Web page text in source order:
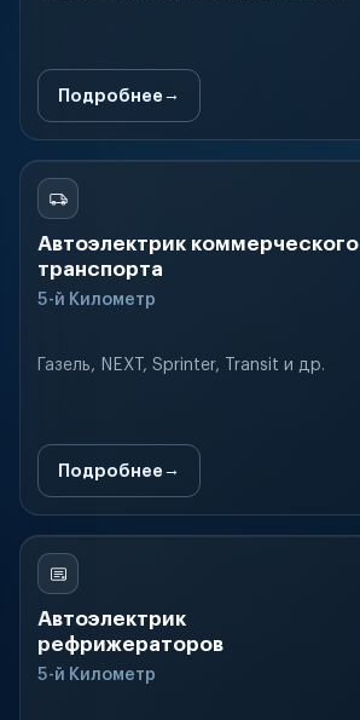
Подробнее
Автоэлектрик коммерческого
транспорта
5-й Километр
Газель, NEXT, Sprinter, Transit и др.
Подробнее
Автоэлектрик
рефрижераторов
5-й Километр